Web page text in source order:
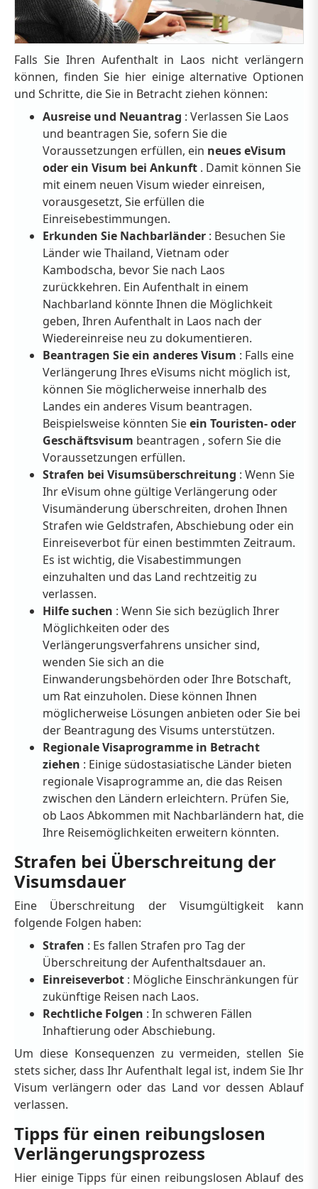
Falls Sie Ihren Aufenthalt in Laos nicht verlängern
können, finden Sie hier einige alternative Optionen
und Schritte, die Sie in Betracht ziehen können:
Ausreise und Neuantrag : Verlassen Sie Laos
und beantragen Sie, sofern Sie die
Voraussetzungen erfüllen, ein neues eVisum
oder ein Visum bei Ankunft . Damit können Sie
mit einem neuen Visum wieder einreisen,
vorausgesetzt, Sie erfüllen die
Einreisebestimmungen.
Erkunden Sie Nachbarländer : Besuchen Sie
Länder wie Thailand, Vietnam oder
Kambodscha, bevor Sie nach Laos
zurückkehren. Ein Aufenthalt in einem
Nachbarland könnte Ihnen die Möglichkeit
geben, Ihren Aufenthalt in Laos nach der
Wiedereinreise neu zu dokumentieren.
Beantragen Sie ein anderes Visum : Falls eine
Verlängerung Ihres eVisums nicht möglich ist,
können Sie möglicherweise innerhalb des
Landes ein anderes Visum beantragen.
Beispielsweise könnten Sieein Touristen- oder
Geschäftsvisum beantragen , sofern Sie die
Voraussetzungen erfüllen.
Strafen bei Visumsüberschreitung : Wenn Sie
Ihr eVisum ohne gültige Verlängerung oder
Visumänderung überschreiten, drohen Ihnen
Strafen wie Geldstrafen, Abschiebung oder ein
Einreiseverbot für einen bestimmten Zeitraum.
Es ist wichtig, die Visabestimmungen
einzuhalten und das Land rechtzeitig zu
verlassen.
Hilfe suchen : Wenn Sie sich bezüglich Ihrer
Möglichkeiten oder des
Verlängerungsverfahrens unsicher sind,
wenden Sie sich an die
Einwanderungsbehörden oder Ihre Botschaft,
um Rat einzuholen. Diese können Ihnen
möglicherweise Lösungen anbieten oder Sie bei
der Beantragung des Visums unterstützen.
Regionale Visaprogramme in Betracht
ziehen : Einige südostasiatische Länder bieten
regionale Visaprogramme an, die das Reisen
zwischen den Ländern erleichtern. Prüfen Sie,
ob Laos Abkommen mit Nachbarländern hat, die
Ihre Reisemöglichkeiten erweitern könnten.
Strafen bei Überschreitung der
Visumsdauer
Eine Überschreitung der Visumgültigkeit kann
folgende Folgen haben:
Strafen : Es fallen Strafen pro Tag der
Überschreitung der Aufenthaltsdauer an.
Einreiseverbot : Mögliche Einschränkungen für
zukünftige Reisen nach Laos.
Rechtliche Folgen : In schweren Fällen
Inhaftierung oder Abschiebung.
Um diese Konsequenzen zu vermeiden, stellen Sie
stets sicher, dass Ihr Aufenthalt legal ist, indem Sie Ihr
Visum verlängern oder das Land vor dessen Ablauf
verlassen.
Tipps für einen reibungslosen
Verlängerungsprozess
Hier einige Tipps für einen reibungslosen Ablauf des